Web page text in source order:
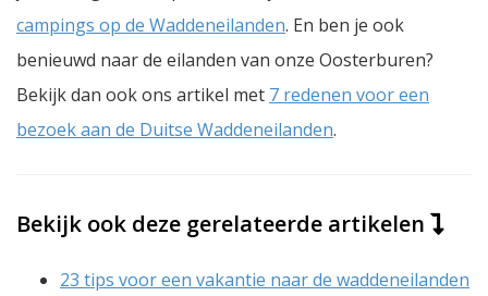
campings op de Waddeneilanden. En ben je ook
benieuwd naar de eilanden van onze Oosterburen?
Bekijk dan ook ons artikel met 7 redenen voor een
bezoek aan de Duitse Waddeneilanden.
Bekijk ook deze gerelateerde artikelen
23 tips voor een vakantie naar de waddeneilanden